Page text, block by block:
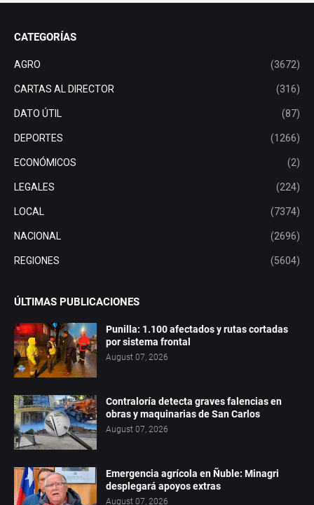
CATEGORÍAS
AGRO (3672)
CARTAS AL DIRECTOR (316)
DATO ÚTIL (87)
DEPORTES (1266)
ECONÓMICOS (2)
LEGALES (224)
LOCAL (7374)
NACIONAL (2696)
REGIONES (5604)
ÚLTIMAS PUBLICACIONES
Punilla: 1.100 afectados y rutas cortadas
por sistema frontal
August 07, 2026
Contraloría detecta graves falencias en
obras y maquinarias de San Carlos
August 07, 2026
Emergencia agrícola en Ñuble: Minagri
desplegará apoyos extras
August 07, 2026